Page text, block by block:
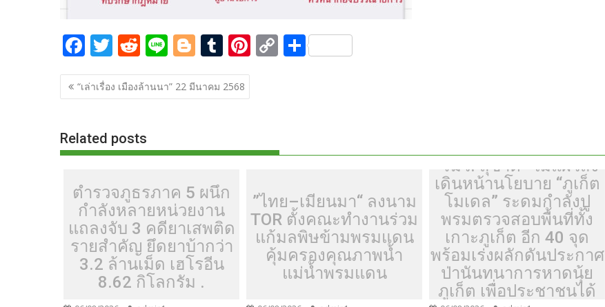
F
ac
e
o
o
T
w
itt
R
e
d
t
Li
n
e
Bl
o
g
T
u
m
Pi
nt
C
o
n
S
h
แนะแนว
เรื่อง
“เล่าเรื่อง เมืองล้านนา” 22 มีนาคม 2568
Related posts
ตำรวจภูธรภาค 5 ผนึก
กำลังหลายหน่วยงาน
แถลงจับ 3 คดียาเสพติด
รายสำคัญ ยึดยาบ้ากว่า
3.2 ล้านเม็ด เฮโรอีน
8.62 กิโลกรัม .
”ไทย–เมียนมา“ ลงนาม
TOR ตั้งคณะทำงานร่วม
แก้มลพิษข้ามพรมแดน
คุ้มครองคุณภาพน้ำ
แม่น้ำพรมแดน
“รมว. สุขาติ” ไม่แผ่วสั่ง
เดินหน้านโยบาย “ภูเก็ต
โมเดล” ระดมกำลังปู
พรมตรวจสอบพื้นที่ทั้ง
เกาะภูเก็ต อีก 40 จุด
พร้อมเร่งผลักดันประกาศ
ป่านันทนาการหาดนุ้ย
ภูเก็ต เพื่อประชาชนได้